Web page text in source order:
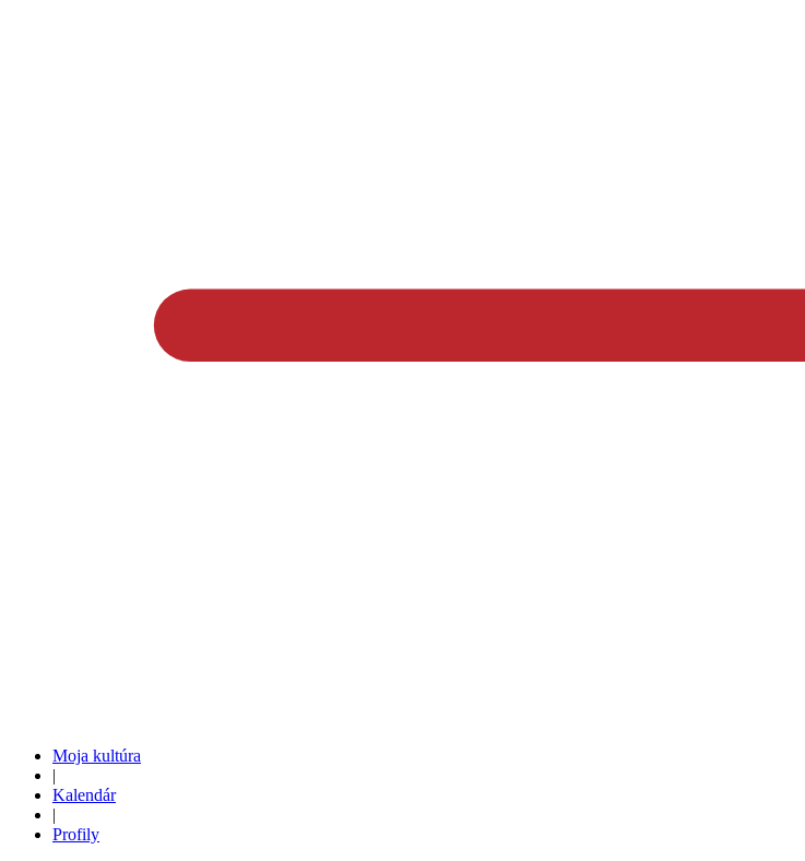
Moja kultúra
|
Kalendár
|
Profily